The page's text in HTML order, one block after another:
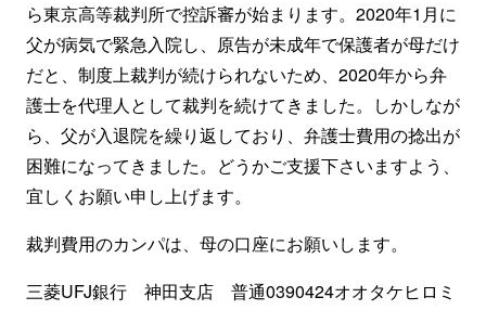
ら東京高等裁判所で控訴審が始まります。2020年1月に
父が病気で緊急入院し、原告が未成年で保護者が母だけ
だと、制度上裁判が続けられないため、2020年から弁
護士を代理人として裁判を続けてきました。しかしなが
ら、父が入退院を繰り返しており、弁護士費用の捻出が
困難になってきました。どうかご支援下さいますよう、
宜しくお願い申し上げます。
裁判費用のカンパは、母の口座にお願いします。
三菱UFJ銀行 神田支店 普通0390424オオタケヒロミ